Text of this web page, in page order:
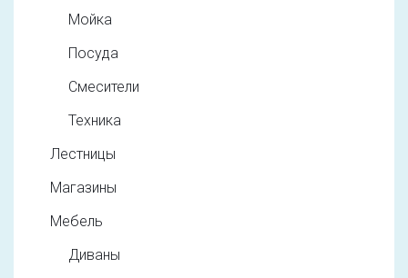
Мойка
Посуда
Смесители
Техника
Лестницы
Магазины
Мебель
Диваны